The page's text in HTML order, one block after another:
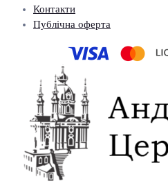
Контакти
Публічна оферта